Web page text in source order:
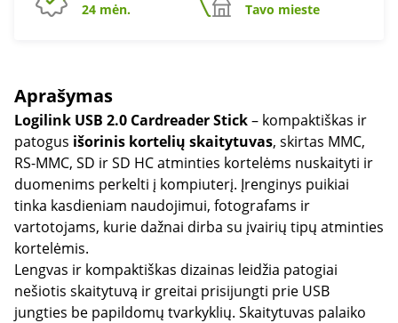
24 mėn.
Tavo mieste
Aprašymas
Logilink USB 2.0 Cardreader Stick– kompaktiškas ir
patogus išorinis kortelių skaitytuvas, skirtas MMC,
RS-MMC, SD ir SD HC atminties kortelėms nuskaityti ir
duomenims perkelti į kompiuterį. Įrenginys puikiai
tinka kasdieniam naudojimui, fotografams ir
vartotojams, kurie dažnai dirba su įvairių tipų atminties
kortelėmis.
Lengvas ir kompaktiškas dizainas leidžia patogiai
nešiotis skaitytuvą ir greitai prisijungti prie USB
jungties be papildomų tvarkyklių. Skaitytuvas palaiko